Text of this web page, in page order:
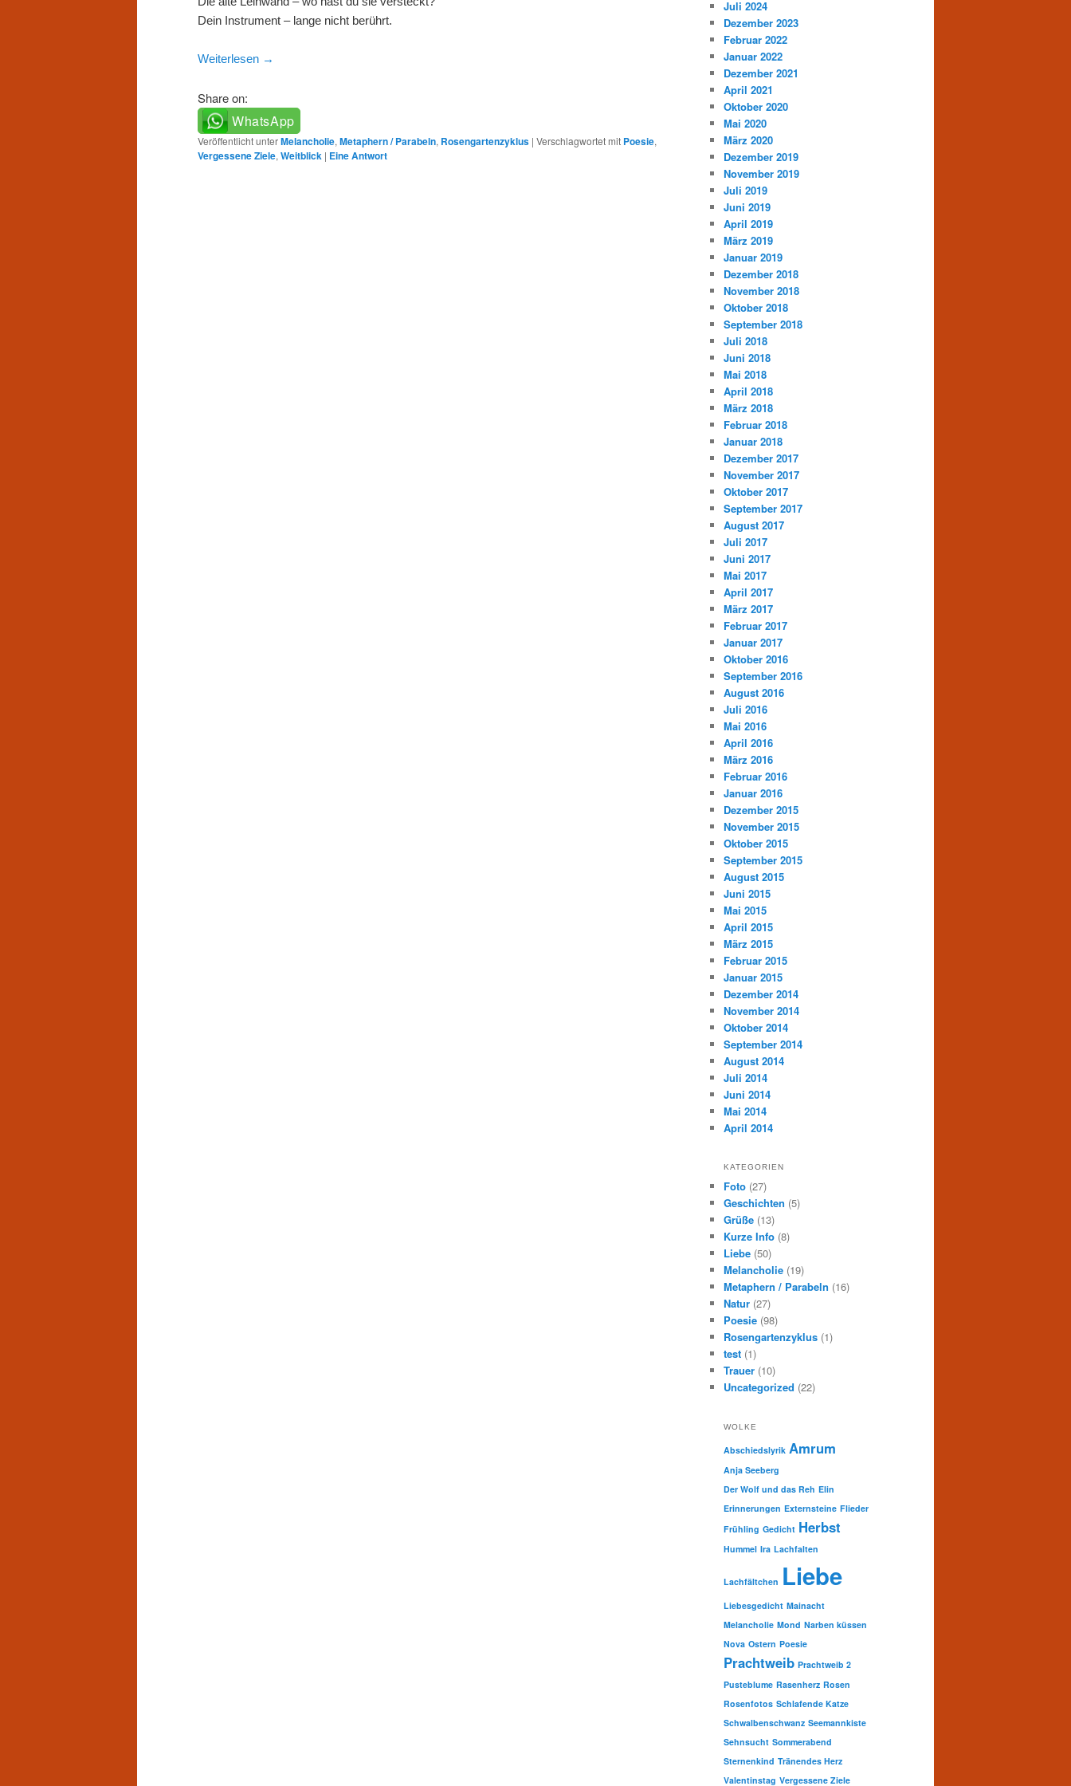
Dein Instrument – lange nicht berührt.
Weiterlesen →
Share on:
WhatsApp
Veröffentlicht unterMelancholie, Metaphern / Parabeln, Rosengartenzyklus | Verschlagwortet mit Poesie,
Vergessene Ziele, Weitblick | EineAntwort
Juli 2024
Dezember 2023
Februar 2022
Januar 2022
Dezember 2021
April 2021
Oktober 2020
Mai 2020
März 2020
Dezember 2019
November 2019
Juli 2019
Juni 2019
April 2019
März 2019
Januar 2019
Dezember 2018
November 2018
Oktober 2018
September 2018
Juli 2018
Juni 2018
Mai 2018
April 2018
März 2018
Februar 2018
Januar 2018
Dezember 2017
November 2017
Oktober 2017
September 2017
August 2017
Juli 2017
Juni 2017
Mai 2017
April 2017
März 2017
Februar 2017
Januar 2017
Oktober 2016
September 2016
August 2016
Juli 2016
Mai 2016
April 2016
März 2016
Februar 2016
Januar 2016
Dezember 2015
November 2015
Oktober 2015
September 2015
August 2015
Juni 2015
Mai 2015
April 2015
März 2015
Februar 2015
Januar 2015
Dezember 2014
November 2014
Oktober 2014
September 2014
August 2014
Juli 2014
Juni 2014
Mai 2014
April 2014
KATEGORIEN
Foto (27)
Geschichten (5)
Grüße (13)
Kurze Info (8)
Liebe (50)
Melancholie (19)
Metaphern / Parabeln (16)
Natur (27)
Poesie (98)
Rosengartenzyklus (1)
test (1)
Trauer (10)
Uncategorized (22)
WOLKE
Abschiedslyrik Amrum
Anja Seeberg
Der Wolf und das Reh Elin
Erinnerungen Externsteine Flieder
Frühling Gedicht Herbst
Hummel Ira Lachfalten
Lachfältchen Liebe
Liebesgedicht Mainacht
Melancholie Mond Narben küssen
Nova Ostern Poesie
Prachtweib Prachtweib 2
Pusteblume Rasenherz Rosen
Rosenfotos Schlafende Katze
Schwalbenschwanz Seemannkiste
Sehnsucht Sommerabend
Sternenkind Tränendes Herz
Valentinstag Vergessene Ziele